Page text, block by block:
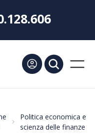
Politica economica e
scienza delle finanze